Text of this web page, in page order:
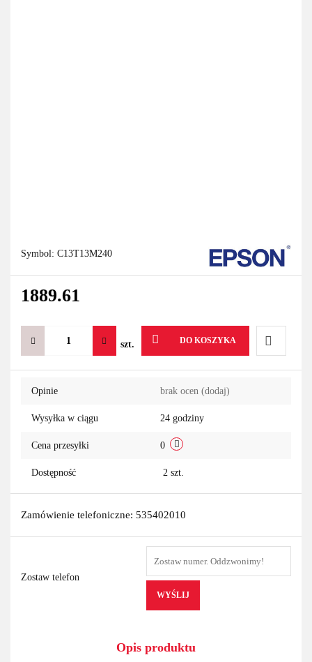
Symbol: C13T13M240
1889.61
szt. DO KOSZYKA
Do
Opinie brak ocen (dodaj)
Wysyłka w ciągu 24 godziny
Cena przesyłki 0
Dostępność 2 szt.
Zamówienie telefoniczne: 535402010
Zostaw telefon
WYŚLIJ
Opis produktu